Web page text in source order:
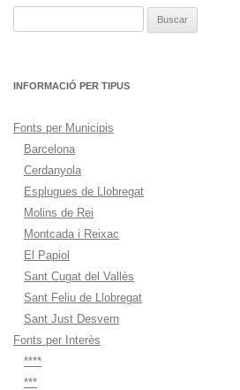
INFORMACIÓ PER TIPUS
Fonts per Municipis
Barcelona
Cerdanyola
Esplugues de Llobregat
Molins de Rei
Montcada i Reixac
El Papiol
Sant Cugat del Vallès
Sant Feliu de Llobregat
Sant Just Desvern
Fonts per Interès
****
***